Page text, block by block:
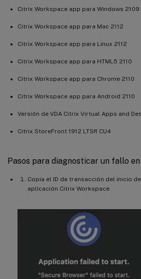
Citrix Workspace app para Windows 2109
Citrix Workspace app para Mac 2112
Citrix Workspace app para Linux 2112
Citrix Workspace app para HTML5 2110
Citrix Workspace app para Chrome 2110
Citrix Workspace app para Android 2110
Versión de VDA Citrix Virtual Apps and
Citrix StoreFront 1912 LTSR CU4
Pasos para diagnosticar un fallo
Copia el ID de transacción del inicio
aplicación Citrix Workspace.